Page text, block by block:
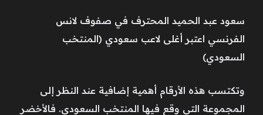
سعود عبد الحميد المحترف في صفوف لانس
الفرنسي اعتبر أغلى لاعب سعودي (المنتخب
السعودي)
وتكتسب هذه الأرقام أهمية إضافية عند النظر إلى
المجموعة التي وقع فيها المنتخب السعودي. فالأخضر